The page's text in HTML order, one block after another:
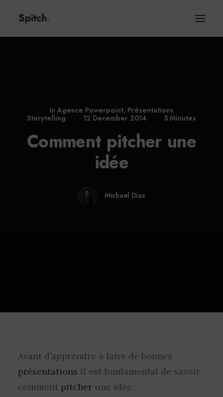
In Agence Powerpoint, Présentations
Storytelling
• 12 December 2014 • 5 Minutes
Comment pitcher une
idée
Michael Dias
Avant d’apprendre à faire de bonnes
présentations il est fondamental de savoir
comment pitcher une idée.